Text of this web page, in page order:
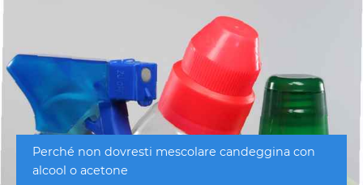
Perché non dovresti mescolare candeggina con
alcool o acetone